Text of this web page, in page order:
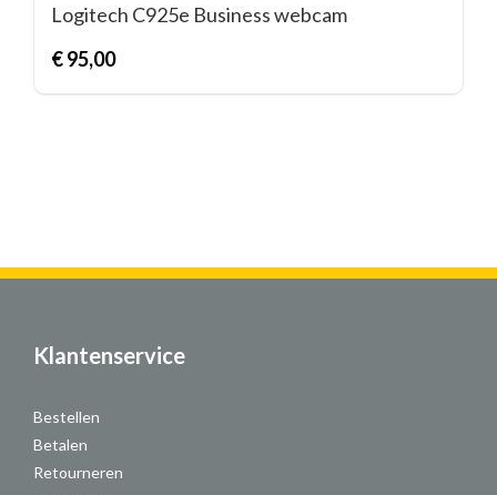
Logitech C925e Business webcam
€95,00
Klantenservice
Bestellen
Betalen
Retourneren